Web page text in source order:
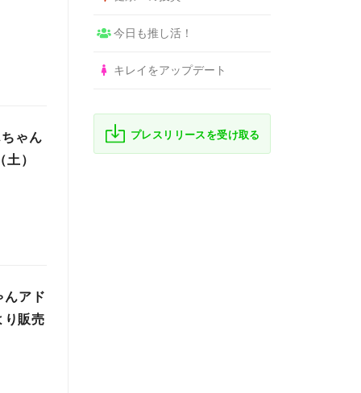
ゃん
）
んアド
販売
今日も推し活！
キレイをアップデート
プレスリリースを受け取る